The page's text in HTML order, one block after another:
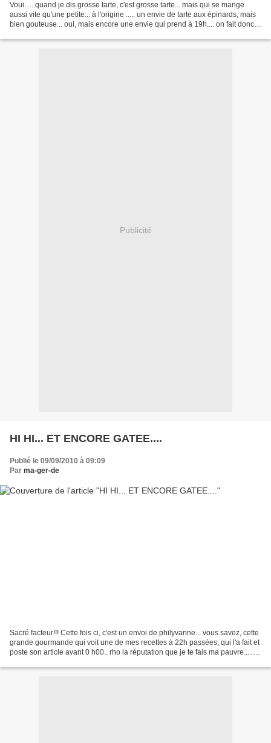
Voui..... quand je dis grosse tarte, c'est grosse tarte... mais qui se mange
aussi vite qu'une petite... à l'origine ..... un envie de tarte aux épinards, mais
bien gouteuse... oui, mais encore une envie qui prend à 19h.... on fait donc
Publicité
HI HI... ET ENCORE GATEE....
Publié le 09/09/2010 à 09:09
Par ma-ger-de
Sacré facteur!!! Cette fois ci, c'est un envoi de philyvanne... vous savez, cette
grande gourmande qui voit une de mes recettes à 22h passées, qui l'a fait et
poste son article avant 0 h00.. rho la réputation que je te fais ma pauvre.......